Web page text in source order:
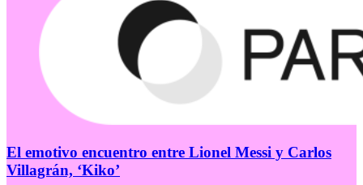
El emotivo encuentro entre Lionel Messi y Carlos
Villagrán, ‘Kiko’